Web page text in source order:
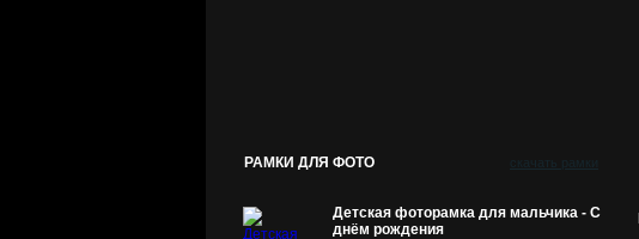
РАМКИ ДЛЯ ФОТО скачать рамки
Детская фоторамка для мальчика - С
днём рождения